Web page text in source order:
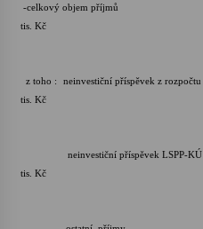
-celkový objem
tis. Kč
z toho : neinvestiční
tis. Kč
neinvestiční
tis. Kč